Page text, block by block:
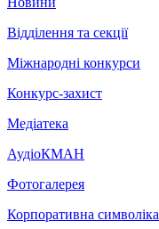
Відділення та секції
Міжнародні конкурси
Конкурс-захист
Медіатека
АудіоКМАН
Фотогалерея
Корпоративна символіка